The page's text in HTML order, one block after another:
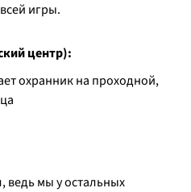
игры.
центр):
охранник на проходной,
ведь мы у остальных